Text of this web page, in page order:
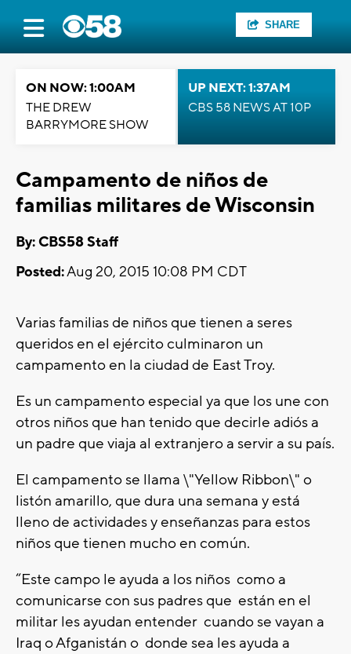
SHARE
ON NOW: 1:00AM
THE DREW
BARRYMORE SHOW
UP NEXT: 1:37AM
CBS 58 NEWS AT 10P
Campamento de niños de
familias militares de Wisconsin
By: CBS58 Staff
Posted:Aug 20, 2015 10:08 PM CDT
Varias familias de niños que tienen a seres
queridos en el ejército culminaron un
campamento en la ciudad de East Troy.
Es un campamento especial ya que los une con
otros niños que han tenido que decirle adiós a
un padre que viaja al extranjero a servir a su país.
El campamento se llama \"Yellow Ribbon\" o
listón amarillo, que dura una semana y está
lleno de actividades y enseñanzas para estos
niños que tienen mucho en común.
“Este campo le ayuda a los niños como a
comunicarse con sus padres que están en el
militar les ayudan entender cuando se vayan a
Iraq o Afganistán o donde sea les ayuda a